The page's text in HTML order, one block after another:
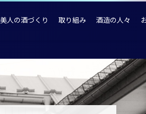
人の酒づくり 取り組み 酒造の人々